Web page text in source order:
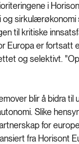
i
til kritiske
Europa er fortsatt
og selektivt.
blir å bidra til
Slike
for
fra Horisont